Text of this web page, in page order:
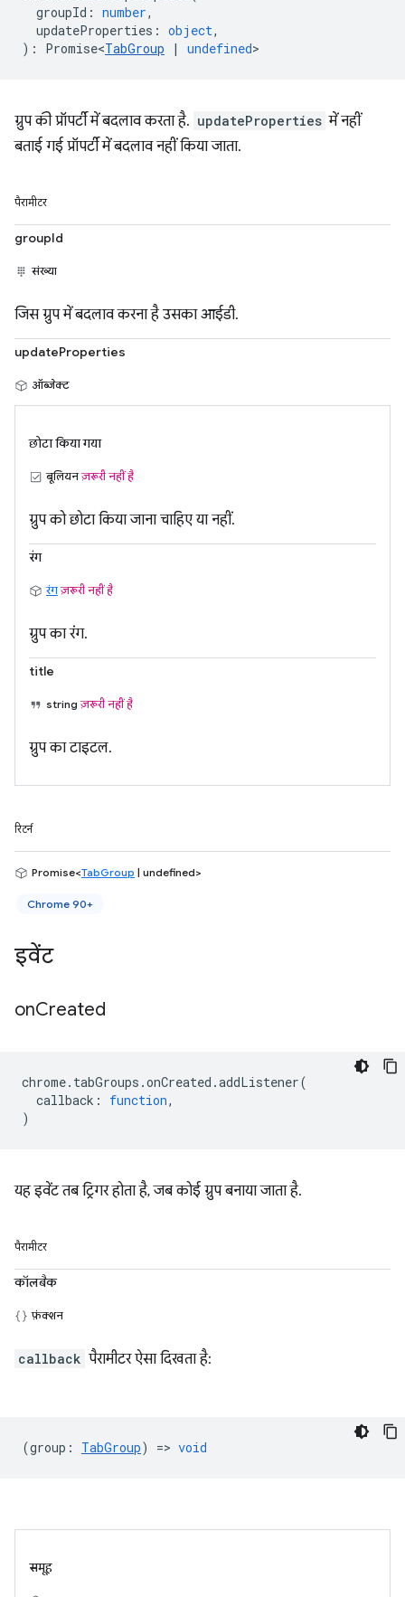
groupId : number,
updateProperties : object,
) : Promise<TabGroup | undefined>
ग्रुप की प्रॉपर्टी में बदलाव करता है. updateProperties में नहीं
बताई गई प्रॉपर्टी में बदलाव नहीं किया जाता.
पैरामीटर
groupId
संख्या
जिस ग्रुप में बदलाव करना है उसका आईडी.
updateProperties
ऑब्जेक्ट
छोटा किया गया
बूलियनज़रूरी नहीं है
ग्रुप को छोटा किया जाना चाहिए या नहीं.
रंग
रंग ज़रूरी नहीं है
ग्रुप का रंग.
title
stringज़रूरी नहीं है
ग्रुप का टाइटल.
रिटर्न
Promise<TabGroup | undefined>
Chrome 90+
इवेंट
onCreated
chrome. tabGroups .onCreated .addListener(
callback : function,
)
यह इवेंट तब ट्रिगर होता है, जब कोई ग्रुप बनाया जाता है.
पैरामीटर
कॉलबैक
फ़ंक्शन
callback पैरामीटर ऐसा दिखता है:
(group : TabGroup) => void
समूह